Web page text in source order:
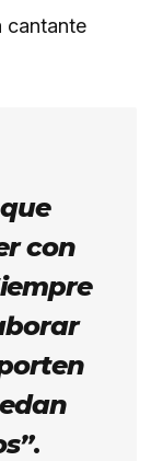
cantante
con
.